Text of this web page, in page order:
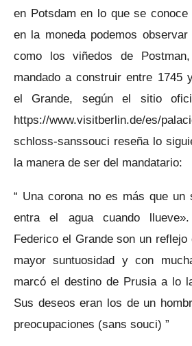
en Potsdam en lo que se conoce
en la moneda podemos
como los viñedos de
mandado a construir entre 1745
el Grande, según el sitio
https://www.visitberlin.de/es/
schloss-sanssouci reseña lo
la manera de ser del mandatario:
“ Una corona no es más que un
entra el agua cuando
Federico el Grande son un
mayor suntuosidad y con
marcó el destino de Prusia a lo
Sus deseos eran los de un
preocupaciones (sans souci) ”